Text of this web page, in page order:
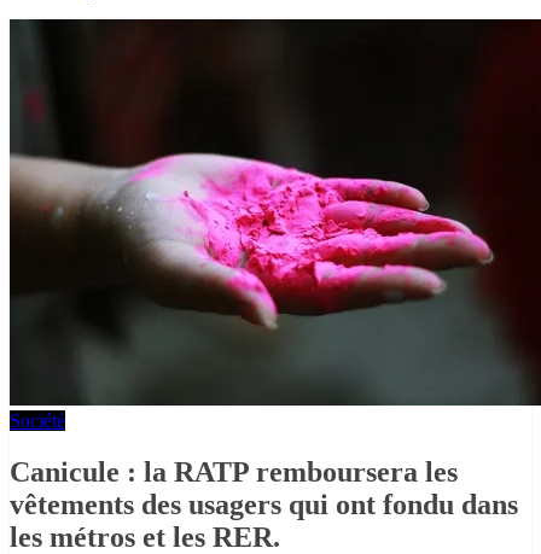
Société
Canicule : la RATP remboursera les
vêtements des usagers qui ont fondu dans
les métros et les RER.